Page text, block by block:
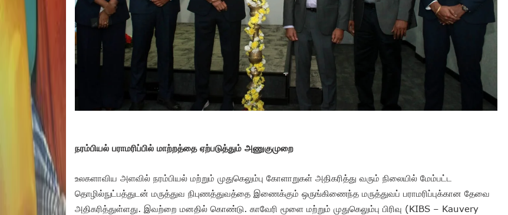
நரம்பியல் பராமரிப்பில் மாற்றத்தை ஏற்படுத்தும் அணுகுமுறை
உலகளாவிய அளவில் நரம்பியல் மற்றும் முதுகெலும்பு கோளாறுகள் அதிகரித்து வரும் நிலையில் மேம்பட்ட
தொழில்நுட்பத்துடன் மருத்துவ நிபுணத்துவத்தை இணைக்கும் ஒருங்கிணைந்த மருத்துவப் பராமரிப்புக்கான தேவை
அதிகரித்துள்ளது. இவற்றை மனதில் கொண்டு. காவேரி மூளை மற்றும் முதுகெலும்பு பிரிவு (KIBS – Kauvery